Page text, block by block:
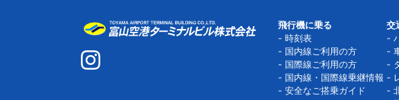
飛行機に乗る
時刻表
国内線ご利用の方
国際線ご利用の方
国内線・国際線乗継情報
安全なご搭乗ガイド
交